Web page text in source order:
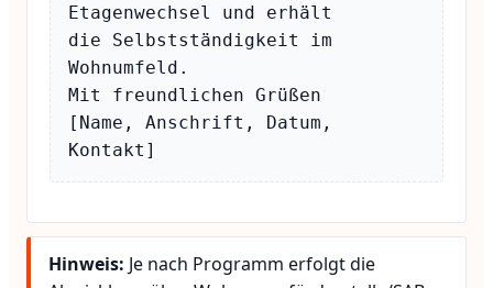
Etagenwechsel und erhält
die Selbstständigkeit im
Wohnumfeld.
Mit freundlichen Grüßen
[Name, Anschrift, Datum,
Hinweis: Je nach Programm erfolgt die